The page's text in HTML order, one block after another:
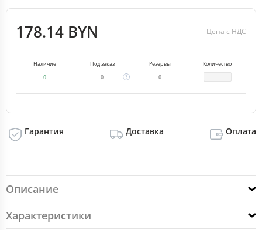
178.14 BYN Цена с НДС
Наличие Под заказ Резервы
Количество
0
0 0
Гарантия Доставка Оплата
Описание
Характеристики